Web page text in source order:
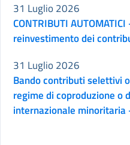
CONTRIBUTI
reinvestimento dei
31 Luglio 2026
Bando contributi selettivi
regime di coproduzione o
internazionale minoritaria
31 Luglio 2026